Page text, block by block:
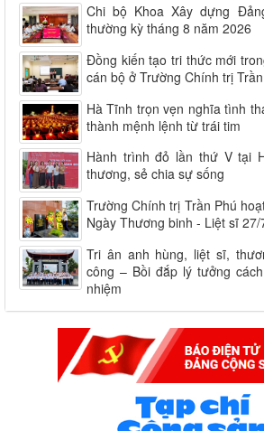
Chi bộ Khoa Xây dựng
thường kỳ tháng 8 năm 2026
Đồng kiến tạo tri thức mới
cán bộ ở Trường Chính trị
Hà Tĩnh trọn vẹn nghĩa tình
thành mệnh lệnh từ trái tim
Hành trình đỏ lần thứ V tại
thương, sẻ chia sự sống
Trường Chính trị Trần Phú
Ngày Thương binh - Liệt sĩ 27/
Tri ân anh hùng, liệt sĩ,
công – Bồi đắp lý tưởng
nhiệm